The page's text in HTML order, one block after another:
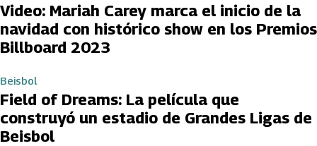
Video: Mariah Carey marca el inicio de la
navidad con histórico show en los Premios
Billboard 2023
Beisbol
Field of Dreams: La película que
construyó un estadio de Grandes Ligas de
Beisbol